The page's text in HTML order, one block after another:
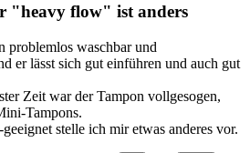
"heavy flow" ist anders
problemlos waschbar und
er lässt sich gut einführen und auch gut
Zeit war der Tampon vollgesogen,
Tampons.
stelle ich mir etwas anderes vor.